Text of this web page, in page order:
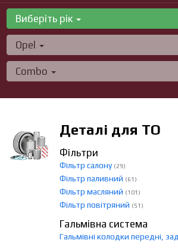
Виберіть рік
Opel
Combo
Деталі для ТО
Фільтри
Фільтр салону (29)
Фільтр паливний (61)
Фільтр масляний (101)
Фільтр повітряний (51)
Гальмівна система
Гальмівні колодки передні,